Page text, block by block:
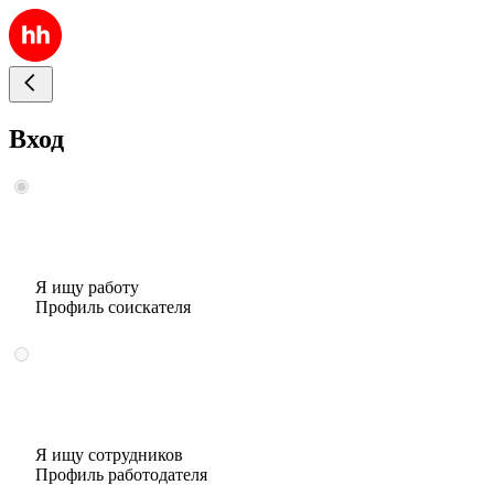
Вход
Я ищу работу
Профиль соискателя
Я ищу сотрудников
Профиль работодателя